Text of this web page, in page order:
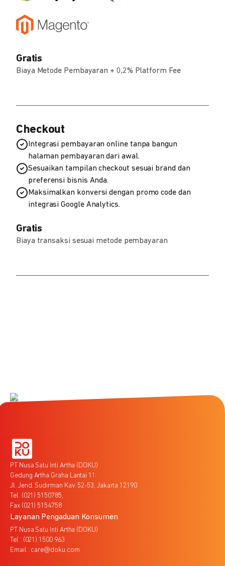
Gratis
Biaya Metode Pembayaran + 0,2% Platform Fee
Checkout
Integrasi pembayaran online tanpa bangun
halaman pembayaran dari awal.
Sesuaikan tampilan checkout sesuai brand dan
preferensi bisnis Anda.
Maksimalkan konversi dengan promo code dan
integrasi Google Analytics.
Gratis
Biaya transaksi sesuai metode pembayaran
PT Nusa Satu Inti Artha (DOKU)
Gedung Artha Graha Lantai 11
Jl. Jend. Sudirman Kav. 52-53, Jakarta 12190
Tel. (021) 5150785,
Fax (021) 5154758
Layanan Pengaduan Konsumen
PT Nusa Satu Inti Artha (DOKU)
Tel : (021) 1500 963
Email : care@doku.com